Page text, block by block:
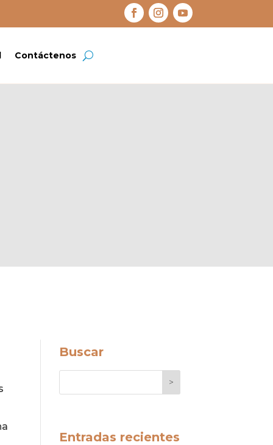
Contáctenos
Buscar
>
Entradas recientes